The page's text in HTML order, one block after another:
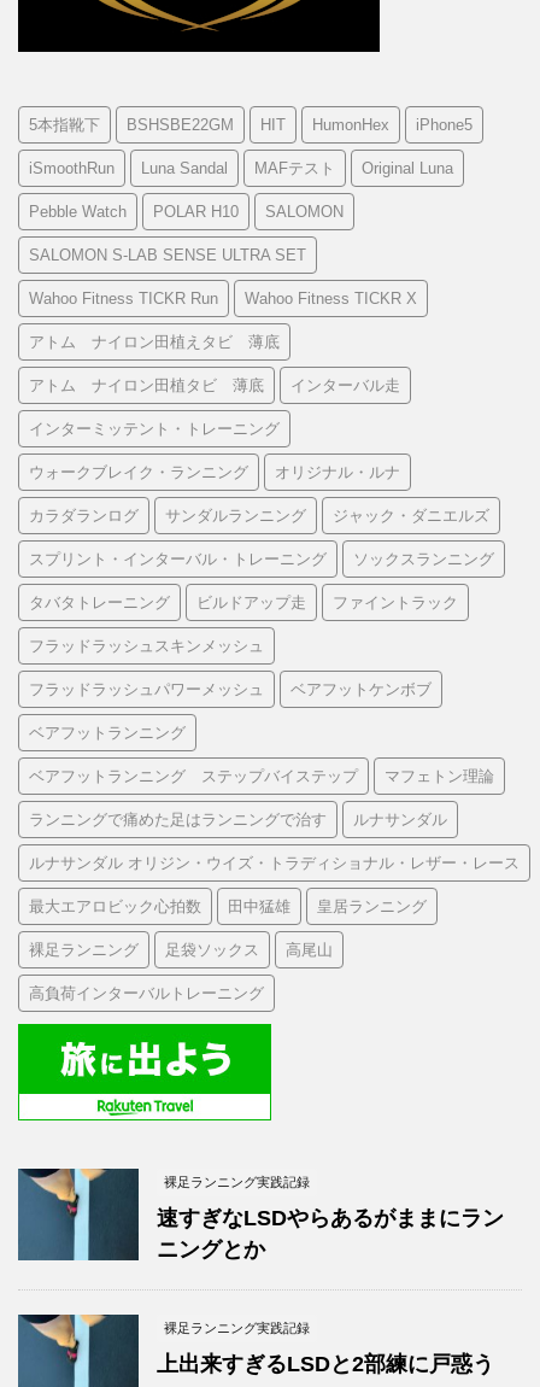
5本指靴下 BSHSBE22GM HIT HumonHex iPhone5
iSmoothRun Luna Sandal MAFテスト Original Luna
Pebble Watch POLAR H10 SALOMON
SALOMON S-LAB SENSE ULTRA SET
Wahoo Fitness TICKR Run Wahoo Fitness TICKR X
アトム ナイロン田植えタビ 薄底
アトム ナイロン田植タビ 薄底 インターバル走
インターミッテント・トレーニング
ウォークブレイク・ランニング オリジナル・ルナ
カラダランログ サンダルランニング ジャック・ダニエルズ
スプリント・インターバル・トレーニング ソックスランニング
タバタトレーニング ビルドアップ走 ファイントラック
フラッドラッシュスキンメッシュ
フラッドラッシュパワーメッシュ ベアフットケンボブ
ベアフットランニング
ベアフットランニング ステップバイステップ マフェトン理論
ランニングで痛めた足はランニングで治す ルナサンダル
ルナサンダル オリジン・ウイズ・トラディショナル・レザー・レース
最大エアロビック心拍数 田中猛雄 皇居ランニング
裸足ランニング 足袋ソックス 高尾山
高負荷インターバルトレーニング
裸足ランニング実践記録
速すぎなLSDやらあるがままにラン
ニングとか
裸足ランニング実践記録
上出来すぎるLSDと2部練に戸惑う